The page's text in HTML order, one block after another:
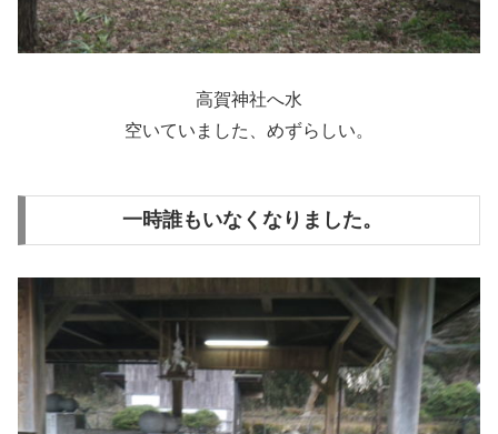
高賀神社へ水
空いていました、めずらしい。
一時誰もいなくなりました。